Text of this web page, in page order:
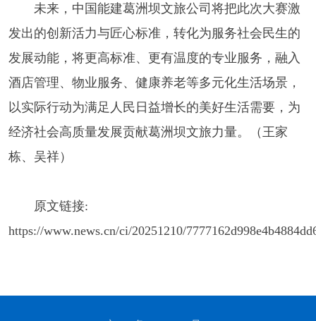
未来，中国能建葛洲坝文旅公司将把此次大赛激
发出的创新活力与匠心标准，转化为服务社会民生的
发展动能，将更高标准、更有温度的专业服务，融入
酒店管理、物业服务、健康养老等多元化生活场景，
以实际行动为满足人民日益增长的美好生活需要，为
经济社会高质量发展贡献葛洲坝文旅力量。（王家
栋、吴祥）
原文链接:
https://www.news.cn/ci/20251210/